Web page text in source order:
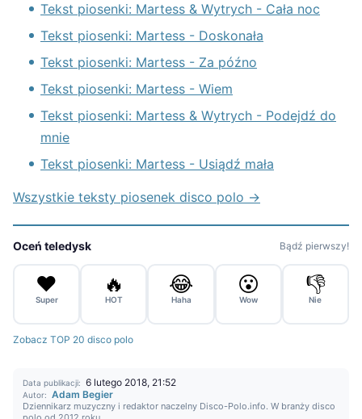
Tekst piosenki: Martess & Wytrych - Cała noc
Tekst piosenki: Martess - Doskonała
Tekst piosenki: Martess - Za późno
Tekst piosenki: Martess - Wiem
Tekst piosenki: Martess & Wytrych - Podejdź do
mnie
Tekst piosenki: Martess - Usiądź mała
Wszystkie teksty piosenek disco polo →
Oceń teledysk Bądź pierwszy!
❤️
Super
🔥
HOT
😂
Haha
😮
Wow
👎
Nie
Zobacz TOP 20 disco polo
Data publikacji: 6 lutego 2018, 21:52
Autor: Adam Begier
Dziennikarz muzyczny i redaktor naczelny Disco-Polo.info. W branży disco